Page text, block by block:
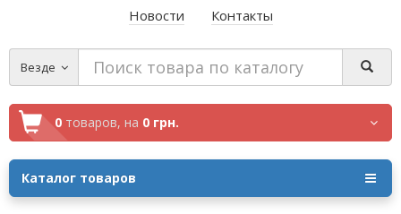
Новости
Контакты
Везде
0 товаров, на 0 грн.
Каталог товаров